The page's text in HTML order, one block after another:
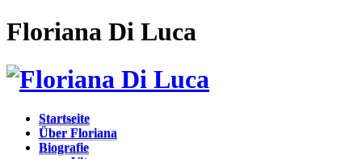
Floriana Di Luca
Startseite
Über Floriana
Biografie